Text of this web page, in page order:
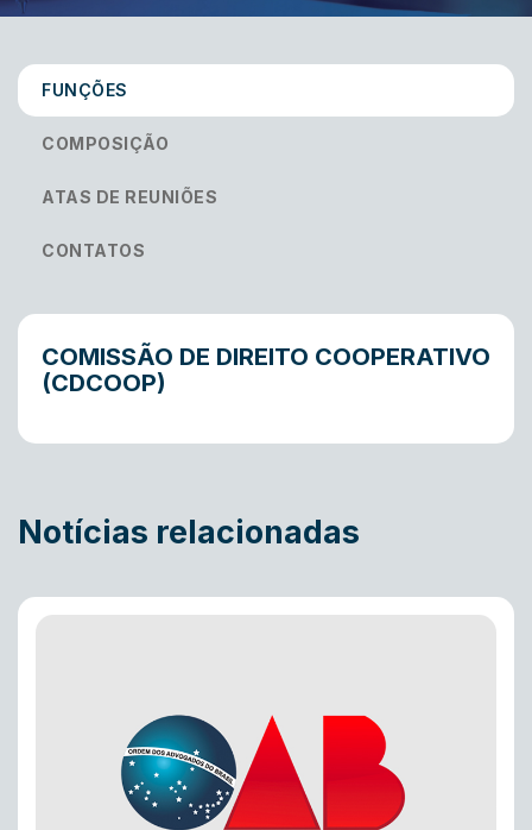
FUNÇÕES
COMPOSIÇÃO
ATAS DE REUNIÕES
CONTATOS
COMISSÃO DE DIREITO COOPERATIVO
(CDCOOP)
Notícias relacionadas